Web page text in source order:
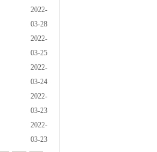
2022-
03-28
2022-
03-25
2022-
03-24
2022-
03-23
2022-
03-23